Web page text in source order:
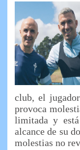
club, el
provoca
limitada y
alcance de su
molestias no